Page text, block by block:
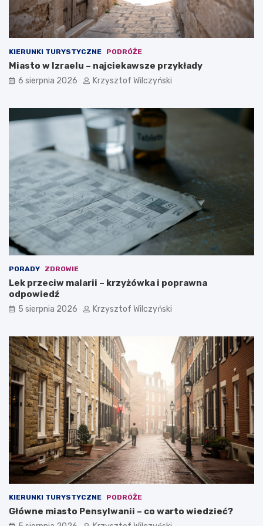
r
e
m
KIERUNKI TURYSTYCZNE PODRÓŻE
Miasto w Izraelu – najciekawsze przykłady
6 sierpnia 2026 Krzysztof Wilczyński
PORADY ZDROWIE
Lek przeciw malarii – krzyżówka i poprawna
odpowiedź
5 sierpnia 2026 Krzysztof Wilczyński
KIERUNKI TURYSTYCZNE PODRÓŻE
Główne miasto Pensylwanii – co warto wiedzieć?